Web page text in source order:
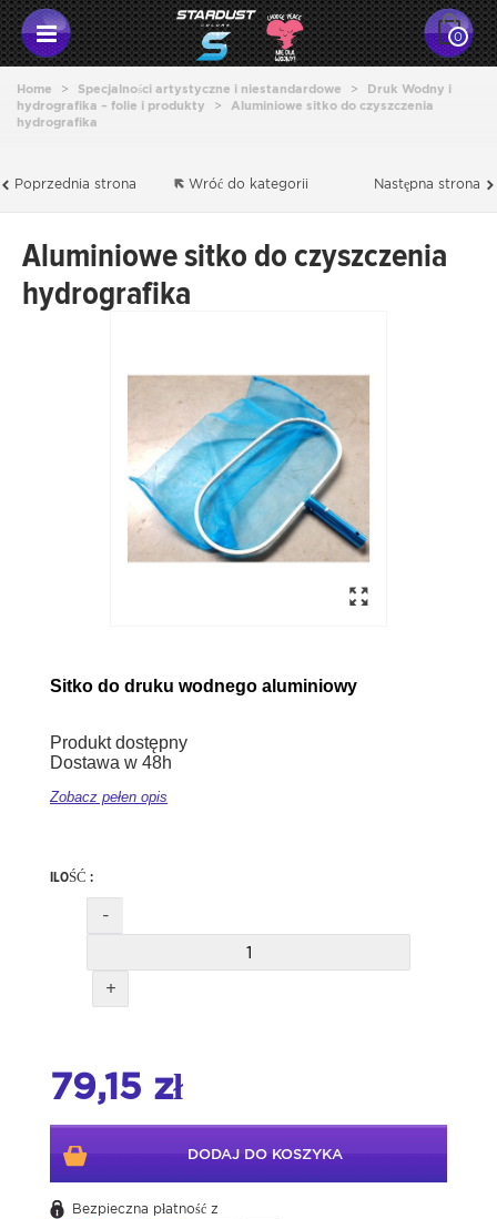
0
Home > Specjalności artystyczne i niestandardowe >
Druk Wodny i
hydrografika – folie i produkty
>
Aluminiowe sitko do czyszczenia
hydrografika
Poprzednia strona Następna strona
Wróć do kategorii
Aluminiowe sitko do czyszczenia
hydrografika
Sitko do druku wodnego aluminiowy
Produkt dostępny
Dostawa w 48h
Zobacz pełen opis
ILOŚĆ :
-
+
79,15 zł
DODAJ DO KOSZYKA
Bezpieczna płatność z